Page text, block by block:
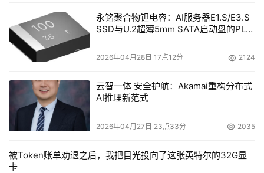
永铭聚合物钽电容：AI服务器E1.S/E3.S
SSD与U.2超薄5mm SATA启动盘的PLP
2026年04月28日 17点12分 2124
云智一体 安全护航：Akamai重构分布式
AI推理新范式
2026年04月27日 23点33分 2035
被Token账单劝退之后，我把目光投向了这张英特尔的32G显
卡